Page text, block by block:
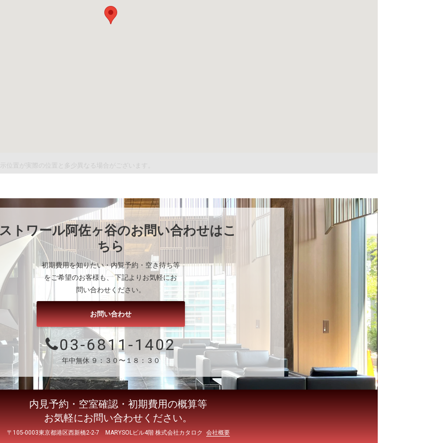
置が実際の位置と多少異なる場合がございます。
トワール阿佐ヶ谷のお問い合わせはこ
ちら
初期費用を知りたい・内覧予約・空き待ち等
をご希望のお客様も、 下記よりお気軽にお
問い合わせください。
お問い合わせ
03-6811-1402
年中無休 ９：３０〜１８：３０
内見予約・空室確認・初期費用の概算等
お気軽にお問い合わせください。
〒105-0003東京都港区西新橋2-2-7 MARYSOLビル4階 株式会社カタロク 会社概要